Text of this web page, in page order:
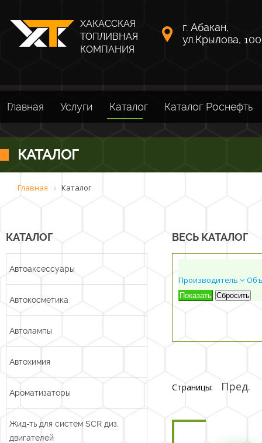
ХАКАССКАЯ
ТОПЛИВНАЯ
КОМПАНИЯ
г. Абакан,
ул.Крылова,
Главная Услуги Каталог Каталог Роснефть
КАТАЛОГ
Главная Каталог
КАТАЛОГ
Автоаксессуары
Автокосметика
Автолампы
Автохимия
Ароматизаторы
Жид-ть для систем SCR диз.
двигателей
ВЕСЬ КАТАЛОГ
Производитель
Страницы: Пред.